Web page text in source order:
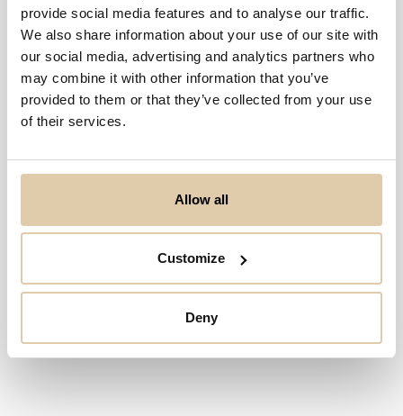
provide social media features and to analyse our traffic.
We also share information about your use of our site with
our social media, advertising and analytics partners who
may combine it with other information that you’ve
provided to them or that they’ve collected from your use
of their services.
Allow all
Customize
Deny
Ei osumia haulla...